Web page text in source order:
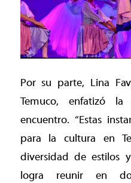
Por su parte, Lina
Temuco, enfatizó la
encuentro. “Estas
para la cultura en
diversidad de estilos
logra reunir en